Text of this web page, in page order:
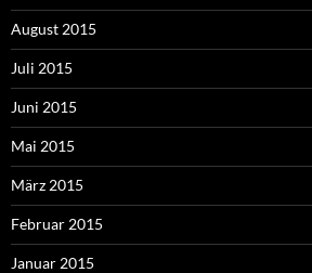
August 2015
Juli 2015
Juni 2015
Mai 2015
März 2015
Februar 2015
Januar 2015